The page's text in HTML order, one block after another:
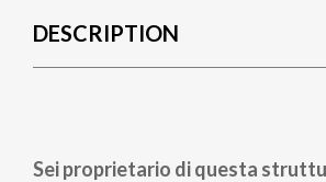
DESCRIPTION
Sei proprietario di questa